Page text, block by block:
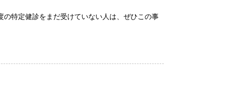
特定健診をまだ受けていない人は、ぜひこの事